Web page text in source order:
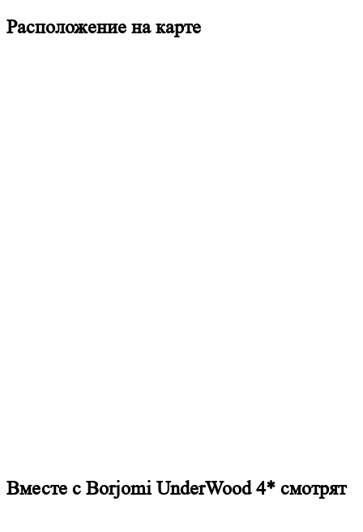
Расположение на карте
Вместе с Borjomi UnderWood 4* смотрят